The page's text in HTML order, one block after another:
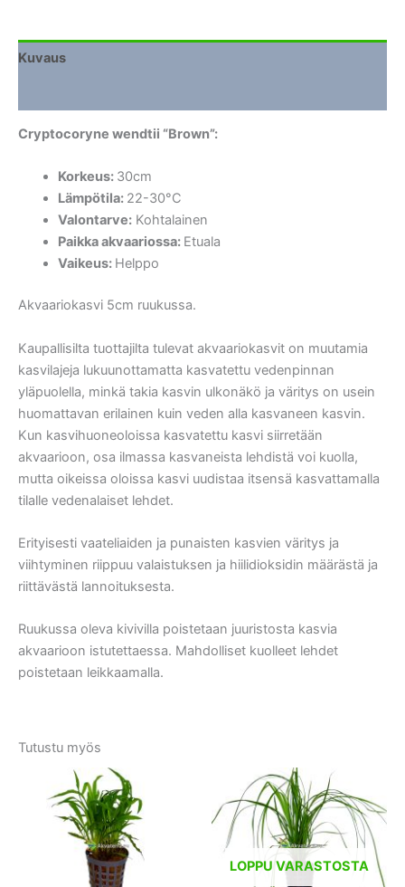
Kuvaus
Cryptocoryne wendtii “Brown”:
Korkeus: 30cm
Lämpötila: 22-30°C
Valontarve:Kohtalainen
Paikka akvaariossa: Etuala
Vaikeus: Helppo
Akvaariokasvi 5cm ruukussa.
Kaupallisilta tuottajilta tulevat akvaariokasvit on muutamia
kasvilajeja lukuunottamatta kasvatettu vedenpinnan
yläpuolella, minkä takia kasvin ulkonäkö ja väritys on usein
huomattavan erilainen kuin veden alla kasvaneen kasvin.
Kun kasvihuoneoloissa kasvatettu kasvi siirretään
akvaarioon, osa ilmassa kasvaneista lehdistä voi kuolla,
mutta oikeissa oloissa kasvi uudistaa itsensä kasvattamalla
tilalle vedenalaiset lehdet.
Erityisesti vaateliaiden ja punaisten kasvien väritys ja
viihtyminen riippuu valaistuksen ja hiilidioksidin määrästä ja
riittävästä lannoituksesta.
Ruukussa oleva kivivilla poistetaan juuristosta kasvia
akvaarioon istutettaessa. Mahdolliset kuolleet lehdet
poistetaan leikkaamalla.
Tutustu myös
LOPPU VARASTOSTA